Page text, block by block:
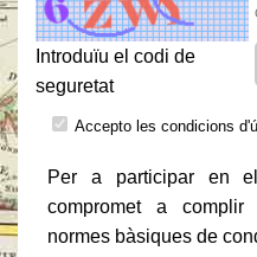
Introduïu el codi de
seguretat
Accepto les condicions
Per a participar en
compromet a
normes bàsiques de